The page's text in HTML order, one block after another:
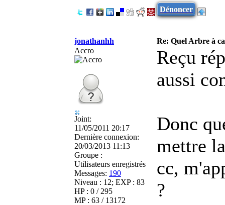
Dénoncer
jonathanhh
Re: Quel Arbre à
Accro
Joint:
11/05/2011 20:17
Dernière connexion:
20/03/2013 11:13
Groupe :
Utilisateurs enregistrés
Messages: 190
Niveau : 12; EXP : 83
HP : 0 / 295
MP : 63 / 13172
Reçu
aussi
Donc
mettre
cc,
?